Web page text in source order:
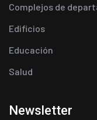
Complejos de
Edificios
Educación
Salud
Newsletter